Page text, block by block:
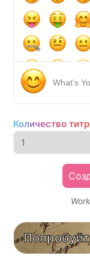
What's
Количество